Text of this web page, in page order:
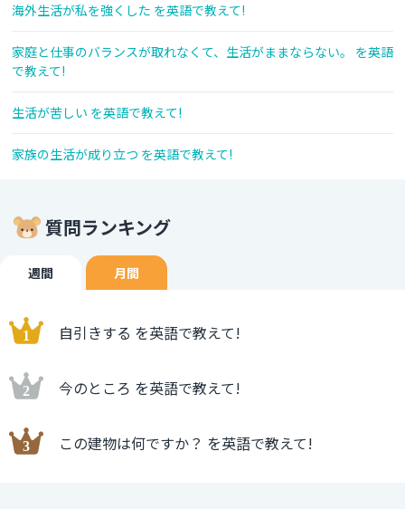
海外生活が私を強くした を英語で教えて!
家庭と仕事のバランスが取れなくて、生活がままならない。 を英語
で教えて!
生活が苦しい を英語で教えて!
家族の生活が成り立つ を英語で教えて!
質問ランキング
週間 月間
自引きする を英語で教えて!
今のところ を英語で教えて!
この建物は何ですか？ を英語で教えて!